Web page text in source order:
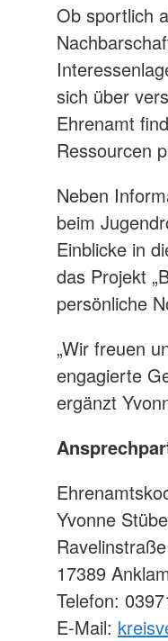
Ob sportlich
sich über
Ehrenamt
Ressourcen
Neben
beim
Einblicke in
das Projekt
persönliche
„Wir freuen
engagierte
ergänzt
Yvonne
17389
Telefon:
E-Mail: